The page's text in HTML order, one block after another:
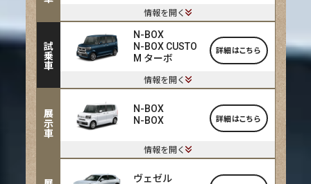
情報を開く
試乗車
N-BOX
N-BOX CUSTO
M ターボ
詳細はこちら
情報を開く
展示車
N-BOX
N-BOX
詳細はこちら
情報を開く
ヴェゼル